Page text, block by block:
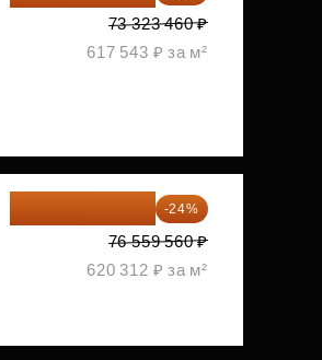
73 323 460 ₽
617 543 ₽ за м²
-24%
76 559 560 ₽
620 312 ₽ за м²